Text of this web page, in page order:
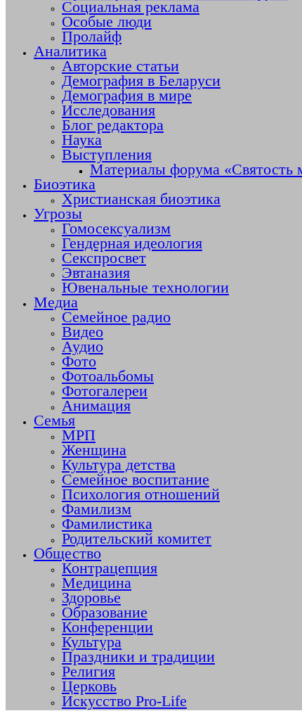
Социальная реклама
Особые люди
Пролайф
Аналитика
Авторские статьи
Демография в Беларуси
Демография в мире
Исследования
Блог редактора
Наука
Выступления
Материалы форума «Святость
Биоэтика
Христианская биоэтика
Угрозы
Гомосексуализм
Гендерная идеология
Секспросвет
Эвтаназия
Ювенальные технологии
Медиа
Семейное радио
Видео
Аудио
Фото
Фотоальбомы
Фотогалереи
Анимация
Семья
МРП
Женщина
Культура детства
Семейное воспитание
Психология отношений
Фамилизм
Фамилистика
Родительский комитет
Общество
Контрацепция
Медицина
Здоровье
Образование
Конференции
Культура
Праздники и традиции
Религия
Церковь
Искусство Pro-Life